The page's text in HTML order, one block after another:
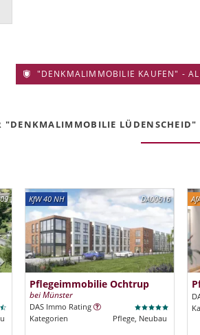
"DENKMALIMMOBILIE KAUFEN" -
"DENKMALIMMOBILIE
DA00616
KfW 40 NH
Pflegeimmobilie Ochtrup
bei Münster
DAS Immo Rating
Kategorien
Pflege, Neubau